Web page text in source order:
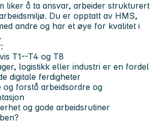
liker å ta ansvar, arbeider strukturert
Du er opptatt av HMS,
andre og har et øye for kvalitet i
T1--T4 og T8
logistikk eller industri er en fordel
digitale ferdigheter
og forstå arbeidsordre og
og gode arbeidsrutiner